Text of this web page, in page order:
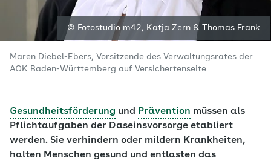
© Fotostudio m42, Katja Zern & Thomas Frank
Maren Diebel-Ebers, Vorsitzende des Verwaltungsrates der
AOK Baden-Württemberg auf Versichertenseite
Gesundheitsförderung und Prävention müssen als
Pflichtaufgaben der Daseinsvorsorge etabliert
werden. Sie verhindern oder mildern Krankheiten,
halten Menschen gesund und entlasten das